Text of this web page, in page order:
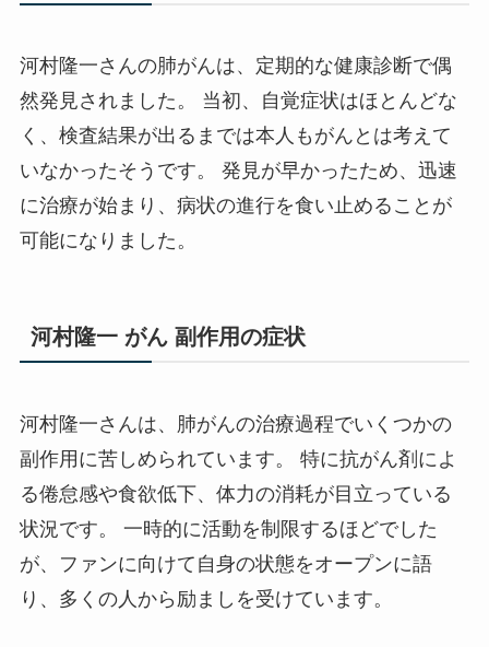
河村隆一さんの肺がんは、定期的な健康診断で偶
然発見されました。 当初、自覚症状はほとんどな
く、検査結果が出るまでは本人もがんとは考えて
いなかったそうです。 発見が早かったため、迅速
に治療が始まり、病状の進行を食い止めることが
可能になりました。
河村隆一 がん 副作用の症状
河村隆一さんは、肺がんの治療過程でいくつかの
副作用に苦しめられています。 特に抗がん剤によ
る倦怠感や食欲低下、体力の消耗が目立っている
状況です。 一時的に活動を制限するほどでした
が、ファンに向けて自身の状態をオープンに語
り、多くの人から励ましを受けています。